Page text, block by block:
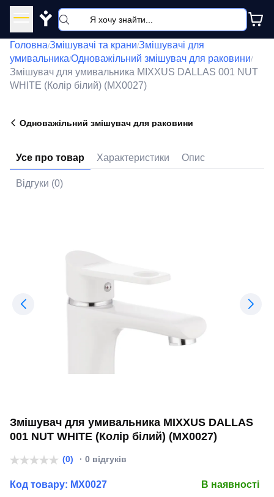
Y
Головна/Змішувачі та крани/Змішувачі для
умивальника/Одноважільний змішувач для раковини/
Змішувач для умивальника MIXXUS DALLAS 001 NUT
WHITE (Колір білий) (MX0027)
Одноважільний змішувач для раковини
Усе про товар Характеристики Опис
Відгуки (0)
Змішувач для умивальника MIXXUS DALLAS
001 NUT WHITE (Колір білий) (MX0027)
(0) · 0 відгуків
Код товару: MX0027 В наявності